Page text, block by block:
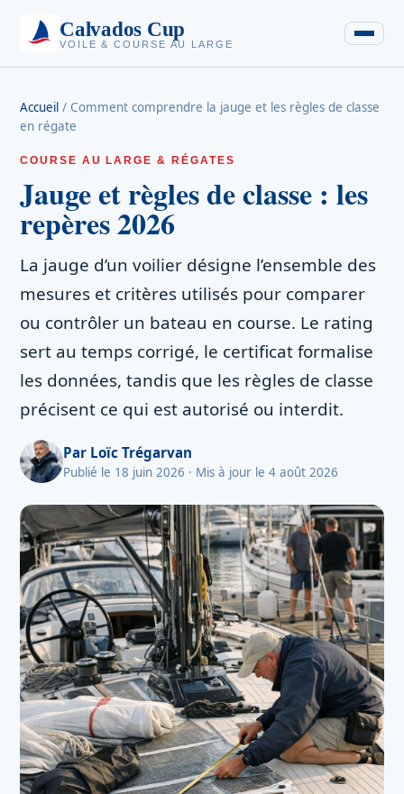
Calvados Cup
VOILE & COURSE AU LARGE
Accueil / Comment comprendre la jauge et les règles de classe
en régate
COURSE AU LARGE & RÉGATES
Jauge et règles de classe : les
repères 2026
La jauge d’un voilier désigne l’ensemble des
mesures et critères utilisés pour comparer
ou contrôler un bateau en course. Le rating
sert au temps corrigé, le certificat formalise
les données, tandis que les règles de classe
précisent ce qui est autorisé ou interdit.
Par Loïc Trégarvan
Publié le 18 juin 2026 · Mis à jour le 4 août 2026